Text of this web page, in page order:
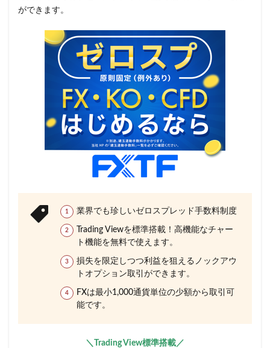
ができます。
業界でも珍しいゼロスプレッド手数料制度
Trading Viewを標準搭載！高機能なチャー
ト機能を無料で使えます。
損失を限定しつつ利益を狙えるノックアウ
トオプション取引ができます。
FXは最小1,000通貨単位の少額から取引可
能です。
＼Trading View標準搭載／